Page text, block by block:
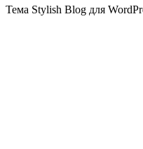
Тема Stylish Blog для